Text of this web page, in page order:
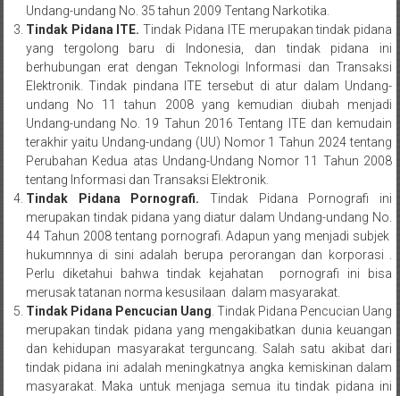
Kota
Padang/
Sumatera
Barat/
Pariaman/
Bukittinggi/
Padang
panjang/
Kayutanam/
Baso/
Payakumbung/
Tanjung
pati/
Sarilamak/
Hulu
air/
Pasaman/
Kapur
Undang-undang No. 35 tahun 2009 Tentang Narkotika.
Tindak Pidana ITE. Tindak Pidana ITE merupakan tindak pidana
yang tergolong baru di Indonesia, dan tindak pidana ini
berhubungan erat dengan Teknologi Informasi dan Transaksi
Elektronik. Tindak pindana ITE tersebut di atur dalam Undang-
undang No 11 tahun 2008 yang kemudian diubah menjadi
Undang-undang No. 19 Tahun 2016 Tentang ITE dan kemudain
terakhir yaitu Undang-undang (UU) Nomor 1 Tahun 2024 tentang
Perubahan Kedua atas Undang-Undang Nomor 11 Tahun 2008
tentang Informasi dan Transaksi Elektronik.
Tindak Pidana Pornografi. Tindak Pidana Pornografi ini
merupakan tindak pidana yang diatur dalam Undang-undang No.
44 Tahun 2008 tentang pornografi. Adapun yang menjadi subjek
hukumnnya di sini adalah berupa perorangan dan korporasi .
Perlu diketahui bahwa tindak kejahatan pornografi ini bisa
merusak tatanan norma kesusilaan dalam masyarakat.
Tindak Pidana Pencucian Uang . Tindak Pidana Pencucian Uang
merupakan tindak pidana yang mengakibatkan dunia keuangan
dan kehidupan masyarakat terguncang. Salah satu akibat dari
tindak pidana ini adalah meningkatnya angka kemiskinan dalam
masyarakat. Maka untuk menjaga semua itu tindak pidana ini